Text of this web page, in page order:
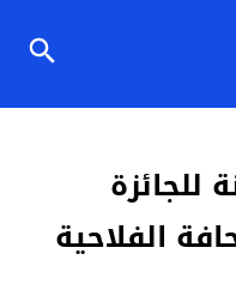
للجائزة
الفلاحية